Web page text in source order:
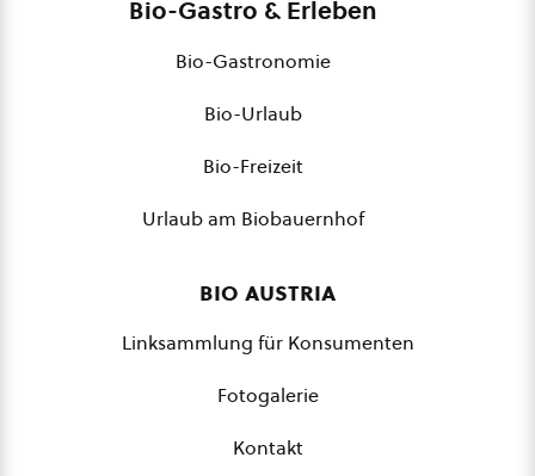
Bio-Gastro & Erleben
Bio-Gastronomie
Bio-Urlaub
Bio-Freizeit
Urlaub am Biobauernhof
bio austria
Linksammlung für Konsumenten
Fotogalerie
Kontakt